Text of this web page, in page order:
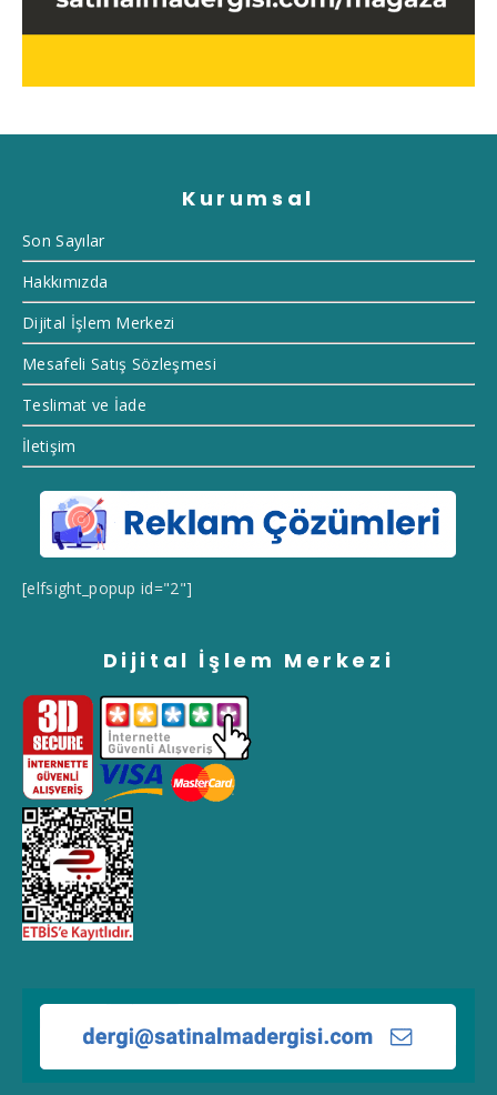
Kurumsal
Son Sayılar
Hakkımızda
Dijital İşlem Merkezi
Mesafeli Satış Sözleşmesi
Teslimat ve İade
İletişim
[elfsight_popup id="2"]
Dijital İşlem Merkezi